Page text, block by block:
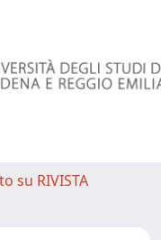
su RIVISTA